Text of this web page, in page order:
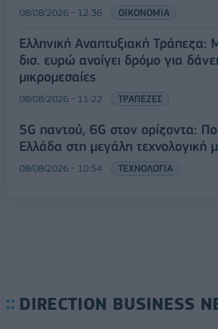
08/08/2026 - 12:36 ΟΙΚΟΝΟΜΙΑ
Ελληνική Αναπτυξιακή Τράπεζα:
δισ. ευρώ ανοίγει δρόμο για
μικρομεσαίες
08/08/2026 - 11:22 ΤΡΑΠΕΖΕΣ
5G παντού, 6G στον ορίζοντα:
Ελλάδα στη μεγάλη τεχνολογική
08/08/2026 - 10:54 ΤΕΧΝΟΛΟΓΙΑ
DIRECTION BUSINESS